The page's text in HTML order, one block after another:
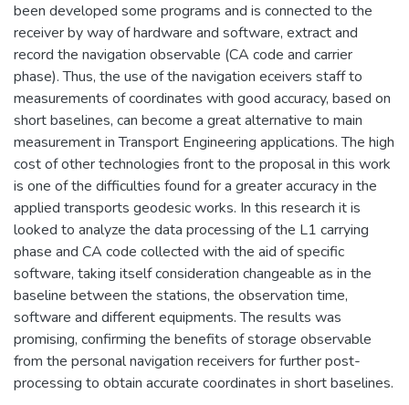
been developed some programs and is connected to the
receiver by way of hardware and software, extract and
record the navigation observable (CA code and carrier
phase). Thus, the use of the navigation eceivers staff to
measurements of coordinates with good accuracy, based on
short baselines, can become a great alternative to main
measurement in Transport Engineering applications. The high
cost of other technologies front to the proposal in this work
is one of the difficulties found for a greater accuracy in the
applied transports geodesic works. In this research it is
looked to analyze the data processing of the L1 carrying
phase and CA code collected with the aid of specific
software, taking itself consideration changeable as in the
baseline between the stations, the observation time,
software and different equipments. The results was
promising, confirming the benefits of storage observable
from the personal navigation receivers for further post-
processing to obtain accurate coordinates in short baselines.